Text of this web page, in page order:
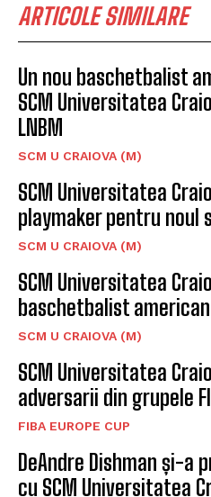
ARTICOLE SIMILARE
Un nou baschetbalist
SCM Universitatea
LNBM
SCM U CRAIOVA (M)
SCM Universitatea
playmaker pentru noul
SCM U CRAIOVA (M)
SCM Universitatea
baschetbalist
SCM U CRAIOVA (M)
SCM Universitatea
adversarii din grupele
FIBA EUROPE CUP
DeAndre Dishman și-
cu SCM Universitatea